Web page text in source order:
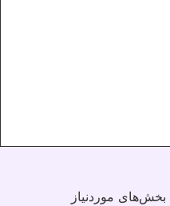
بخش‌های موردنیاز